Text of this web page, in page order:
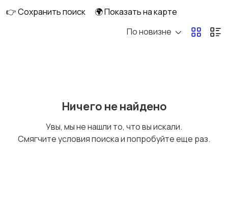
Honda
👉 Сохранить поиск
🌍 Показать на карте
По новизне
Ничего не найдено
Увы, мы не нашли то, что вы искали.
Смягчите условия поиска и попробуйте еще раз.